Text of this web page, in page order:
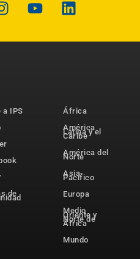
a IPS
de
África
América
Latina y el
Caribe
América del
Norte
Asia-
Pacífico
Europa
Medio
Oriente y
Norte de
África
Mundo